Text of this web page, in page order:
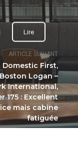
ARTICLE SUIVANT
Domestic First,
Boston Logan –
International,
175 : Excellent
mais cabine
fatiguée
Lire